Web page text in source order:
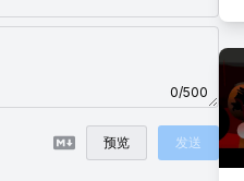
0/500
预览 发送